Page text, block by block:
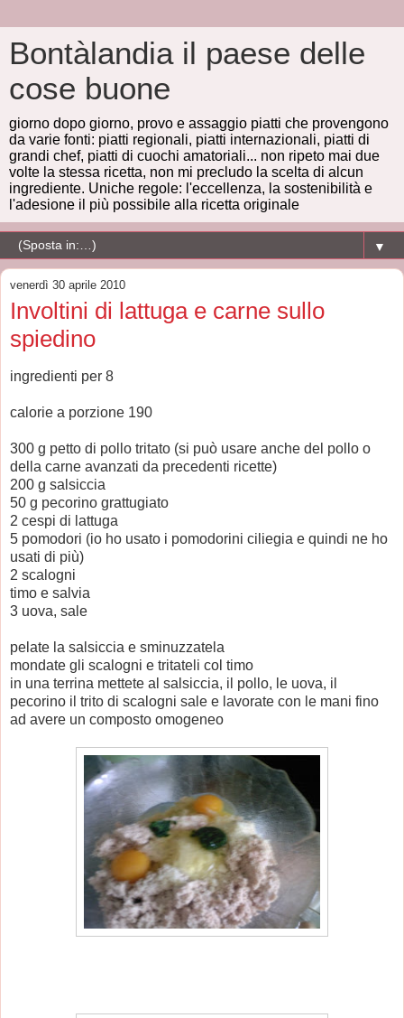
Bontàlandia il paese delle
cose buone
giorno dopo giorno, provo e assaggio piatti che provengono
da varie fonti: piatti regionali, piatti internazionali, piatti di
grandi chef, piatti di cuochi amatoriali... non ripeto mai due
volte la stessa ricetta, non mi precludo la scelta di alcun
ingrediente. Uniche regole: l'eccellenza, la sostenibilità e
l'adesione il più possibile alla ricetta originale
▼
venerdì 30 aprile 2010
Involtini di lattuga e carne sullo
spiedino
ingredienti per 8
calorie a porzione 190
300 g petto di pollo tritato (si può usare anche del pollo o
della carne avanzati da precedenti ricette)
200 g salsiccia
50 g pecorino grattugiato
2 cespi di lattuga
5 pomodori (io ho usato i pomodorini ciliegia e quindi ne ho
usati di più)
2 scalogni
timo e salvia
3 uova, sale
pelate la salsiccia e sminuzzatela
mondate gli scalogni e tritateli col timo
in una terrina mettete al salsiccia, il pollo, le uova, il
pecorino il trito di scalogni sale e lavorate con le mani fino
ad avere un composto omogeneo